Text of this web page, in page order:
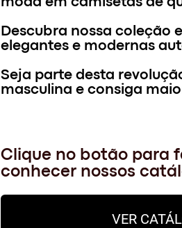
moda em camisetas de
Descubra nossa coleção
elegantes e modernas
Seja parte desta
masculina e consiga
Clique no botão para
conhecer nossos
VER